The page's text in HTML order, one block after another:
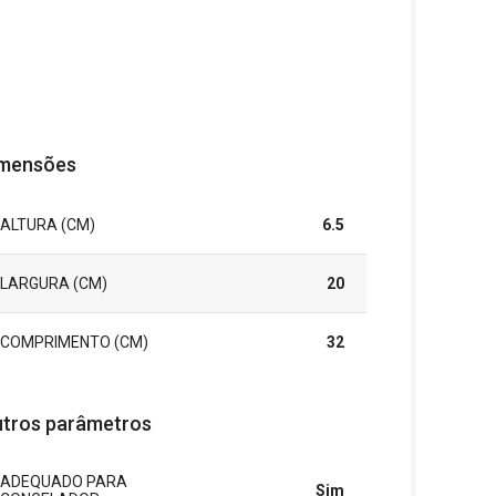
ALTURA (CM) 6.5
LARGURA (CM) 20
COMPRIMENTO (CM) 32
parâmetros
ADEQUADO PARA
Sim